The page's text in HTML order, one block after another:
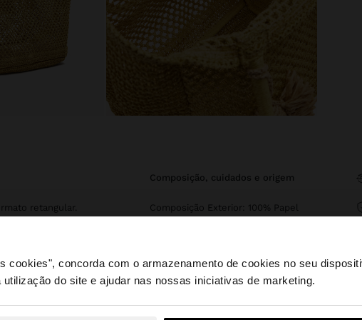
cookies", concorda com o armazenamento de cookies no seu
do site e ajudar nas nossas iniciativas de marketing.
a partir de Portugal. Deseja navegar no nosso site United States?
retangular.
de ombro
composição, cuidados e origem
Composição Exterior: 100% Papel
Dimensões cm: 25x25x1 (CxAxL)
Comprimento da Alça (Min. - Max.):